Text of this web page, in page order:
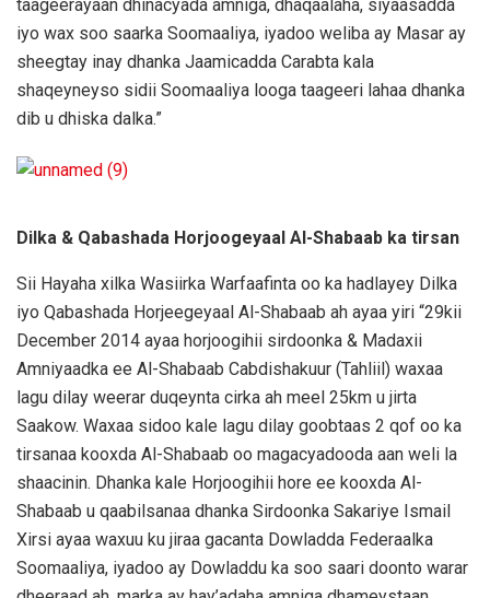
taageerayaan dhinacyada amniga, dhaqaalaha, siyaasadda
iyo wax soo saarka Soomaaliya, iyadoo weliba ay Masar ay
sheegtay inay dhanka Jaamicadda Carabta kala
shaqeyneyso sidii Soomaaliya looga taageeri lahaa dhanka
dib u dhiska dalka.”
Dilka & Qabashada Horjoogeyaal Al-Shabaab ka tirsan
Sii Hayaha xilka Wasiirka Warfaafinta oo ka hadlayey Dilka
iyo Qabashada Horjeegeyaal Al-Shabaab ah ayaa yiri “29kii
December 2014 ayaa horjoogihii sirdoonka & Madaxii
Amniyaadka ee Al-Shabaab Cabdishakuur (Tahliil) waxaa
lagu dilay weerar duqeynta cirka ah meel 25km u jirta
Saakow. Waxaa sidoo kale lagu dilay goobtaas 2 qof oo ka
tirsanaa kooxda Al-Shabaab oo magacyadooda aan weli la
shaacinin. Dhanka kale Horjoogihii hore ee kooxda Al-
Shabaab u qaabilsanaa dhanka Sirdoonka Sakariye Ismail
Xirsi ayaa waxuu ku jiraa gacanta Dowladda Federaalka
Soomaaliya, iyadoo ay Dowladdu ka soo saari doonto warar